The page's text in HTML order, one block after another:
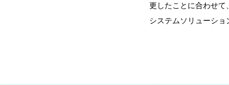
更したことに合わせ
システムソリューシ